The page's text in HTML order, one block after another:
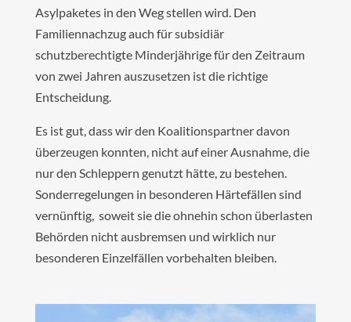
Asylpaketes in den Weg stellen wird. Den
Familiennachzug auch für subsidiär
schutzberechtigte Minderjährige für den Zeitraum
von zwei Jahren auszusetzen ist die richtige
Entscheidung.
Es ist gut, dass wir den Koalitionspartner davon
überzeugen konnten, nicht auf einer Ausnahme, die
nur den Schleppern genutzt hätte, zu bestehen.
Sonderregelungen in besonderen Härtefällen sind
vernünftig, soweit sie die ohnehin schon überlasten
Behörden nicht ausbremsen und wirklich nur
besonderen Einzelfällen vorbehalten bleiben.